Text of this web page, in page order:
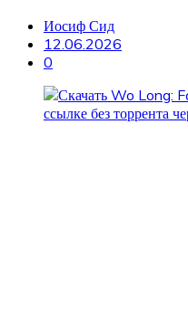
Иосиф Сид
12.06.2026
0